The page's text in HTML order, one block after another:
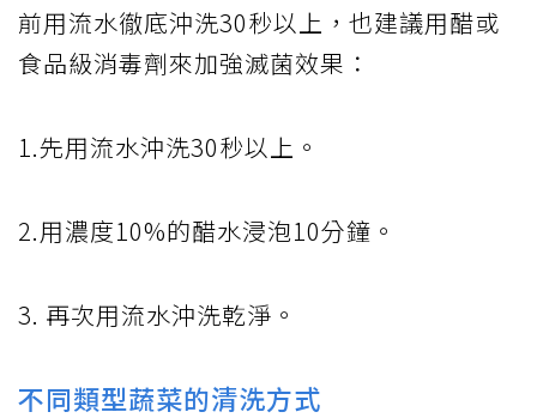
前用流水徹底沖洗30秒以上，也建議用醋或
食品級消毒劑來加強滅菌效果：
1.先用流水沖洗30秒以上。
2.用濃度10%的醋水浸泡10分鐘。
3. 再次用流水沖洗乾淨。
不同類型蔬菜的清洗方式